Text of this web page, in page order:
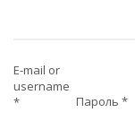
E-mail or
username
*
Пароль *